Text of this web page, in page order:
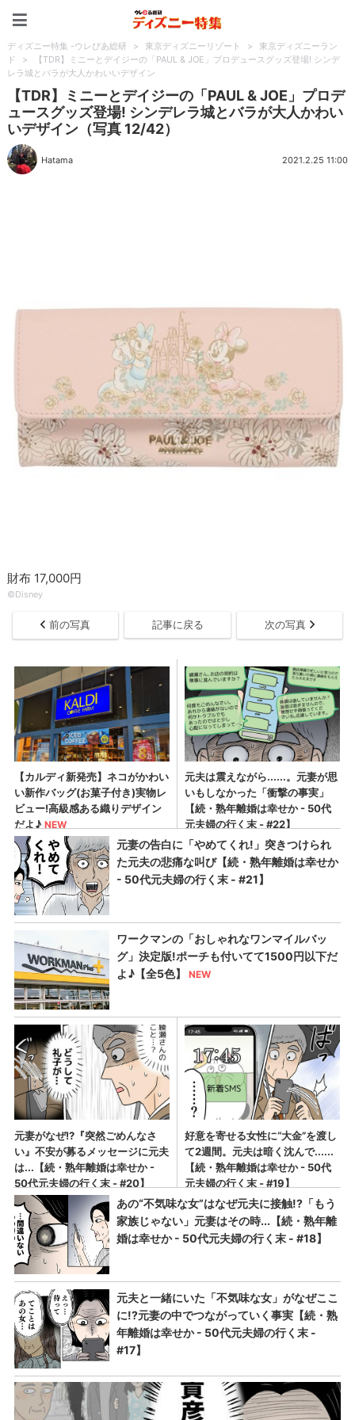
ディズニー特集 -ウレぴあ総研 > 東京ディズニーリゾート >
東京ディズニーラン
ド
>
【TDR】ミニーとデイジーの「PAUL & JOE」プロデュースグッズ登場! シンデ
レラ城とバラが大人かわいいデザイン
【TDR】ミニーとデイジーの「PAUL & JOE」プロデ
ュースグッズ登場! シンデレラ城とバラが大人かわい
いデザイン（写真 12/42）
Hatama 2021.2.25 11:00
財布 17,000円
©Disney
前の写真 記事に戻る 次の写真